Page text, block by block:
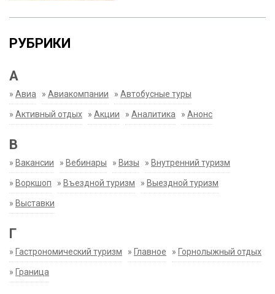
РУБРИКИ
А
» Авиа » Авиакомпании » Автобусные туры
» Активный отдых » Акции » Аналитика » Анонс
В
» Вакансии » Вебинары » Визы » Внутренний туризм
» Воркшоп » Въездной туризм » Выездной туризм
» Выставки
Г
» Гастрономический туризм » Главное » Горнолыжный отдых
» Граница